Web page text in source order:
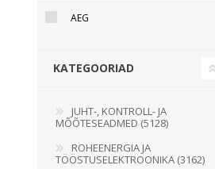
Pooljuhtreleed
Vaata kõiki
AEG
KATEGOORIAD
JUHT-, KONTROLL- JA
MÕÕTESEADMED (5128)
ROHEENERGIA JA
TÖÖSTUSELEKTROONIKA (3162)